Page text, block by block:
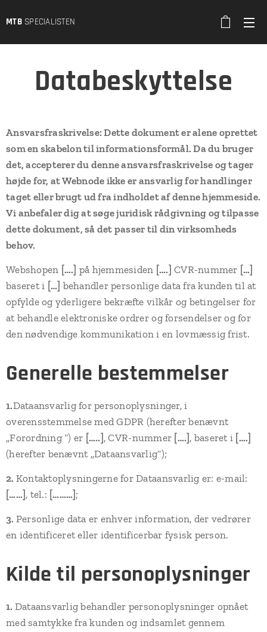
MTBSPECIALISTEN
Databeskyttelse
Ansvarsfraskrivelse: Dette dokument er alene oprettet
som en skabelon til informationsformål. Da du bruger
det, accepterer du denne ansvarsfraskrivelse og tager
højde for, at Webnode ikke er ansvarlig for handlinger
taget eller brugt ud fra indholdet af denne hjemmeside.
Vi anbefaler dig at søge juridisk rådgivning og tilpasse
dette dokument, så det passer til din virksomheds
behov.
Webshopen [….] på hjemmesiden [….] CVR-nummer […]
baseret i […] behandler personlige data fra kunden til at
opfylde og yderligere bekræfte vilkår og betingelser for
at behandle elektroniske ordrer og forsendelser og for
den nødvendige kommunikation i en lovmæssig frist.
Generelle bestemmelser
1.Dataansvarlig for personoplysninger, i
overensstemmelse med GDPR (herefter benævnt
„Forordning “) er […..] , CVR-nummer [….] , baseret i [….]
(herefter benævnt „Dataansvarlig“);
2. Kontaktoplysningerne for Dataansvarlig er: e-mail:
[……] , tel.: [………] ;
3. Personlige data er enhver information, der vedrører
en identificeret eller identificerbar fysisk person.
Kilde til personoplysninger
1. Dataansvarlig behandler personoplysninger opnået
med samtykke fra kunden og indsamlet gennem